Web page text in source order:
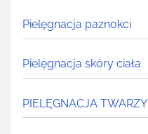
Pielęgnacja paznokci
Pielęgnacja skóry ciała
PIELĘGNACJA TWARZY